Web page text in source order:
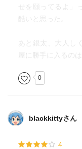
せを願ってるよ」
酷いと思った。
あと銀太、大人し
屋に勝手に入るの
0
blackkittyさん
4